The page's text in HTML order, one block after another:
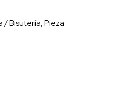
/ Bisutería,Pieza